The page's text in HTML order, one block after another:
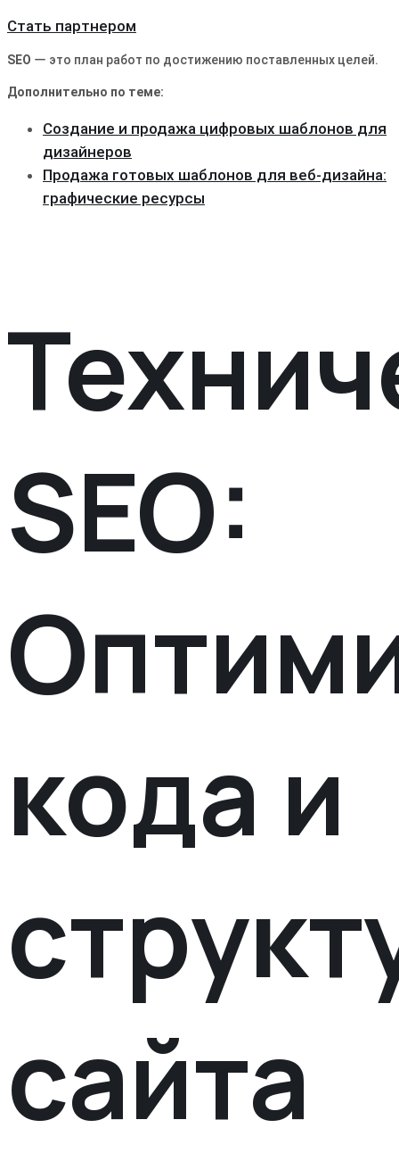
Стать партнером
SEO ー это план работ по достижению поставленных целей.
Дополнительно по теме:
Создание и продажа цифровых шаблонов для
дизайнеров
Продажа готовых шаблонов для веб-дизайна:
графические ресурсы
SEO:
кода и
сайта